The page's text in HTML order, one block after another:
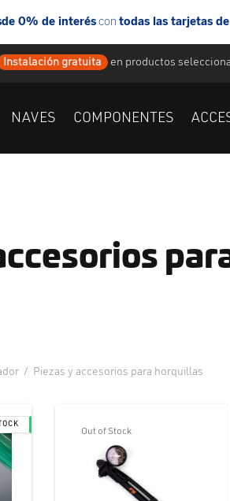
Instalación gratuita en productos
NAVES COMPONENTES
/ Piezas y accesorios para horquillas
Out of Stock